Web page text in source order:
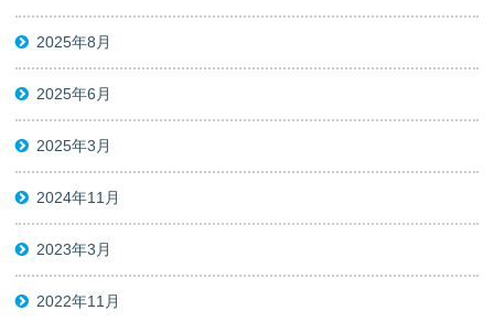
2025年8月
2025年6月
2025年3月
2024年11月
2023年3月
2022年11月